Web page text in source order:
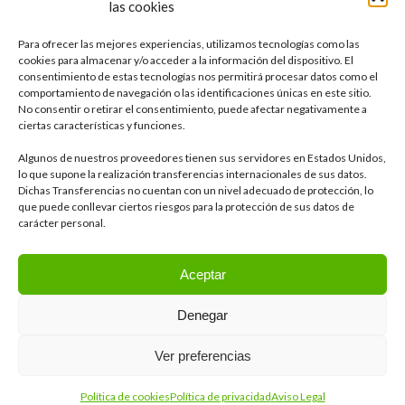
las cookies
Para ofrecer las mejores experiencias, utilizamos tecnologías como las
cookies para almacenar y/o acceder a la información del dispositivo. El
consentimiento de estas tecnologías nos permitirá procesar datos como el
comportamiento de navegación o las identificaciones únicas en este sitio.
No consentir o retirar el consentimiento, puede afectar negativamente a
ciertas características y funciones.
Algunos de nuestros proveedores tienen sus servidores en Estados Unidos,
lo que supone la realización transferencias internacionales de sus datos.
Dichas Transferencias no cuentan con un nivel adecuado de protección, lo
que puede conllevar ciertos riesgos para la protección de sus datos de
carácter personal.
Aceptar
Denegar
Ver preferencias
Política de cookiesPolítica de privacidadAviso Legal
integral del agua y otros campos como la industria, la agricultura, el
Delegación de Sevilla
Calle Tajo, 4 41012, Sevilla
Otras delegaciones
LinkedIn
Estudio